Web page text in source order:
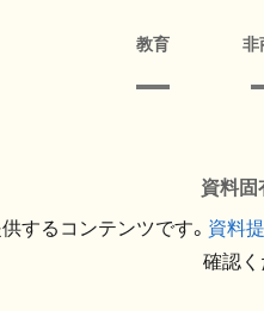
教育 非
資料固
するコンテンツです。 資料
確認く